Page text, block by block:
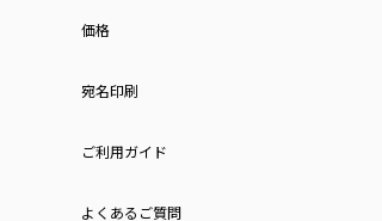
価格
宛名印刷
ご利用ガイド
よくあるご質問